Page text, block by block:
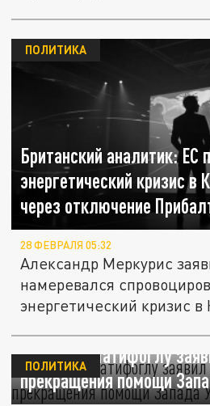
Британский аналитик: ЕС
энергетический кризис в
через отключение
ПОЛИТИКА
28 ФЕВРАЛЯ 05:32
Александр Меркурис
намеревался
энергетический кризис в
Аналитик Латифоглу
прекращения помощи
ПОЛИТИКА